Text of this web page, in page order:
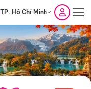
TP. Hồ Chí Minh